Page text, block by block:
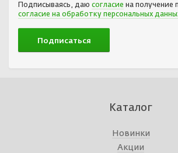
Подписываясь, даю согласие на получение
согласие на обработку персональных
Каталог
Новинки
Акции